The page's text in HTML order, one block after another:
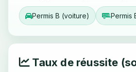
Permis B (voiture) Permis
Taux de réussite